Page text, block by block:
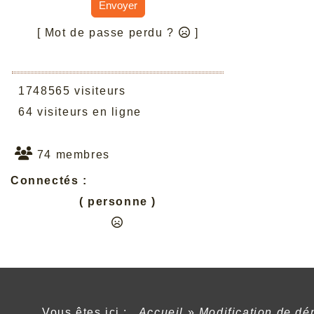
Envoyer
[ Mot de passe perdu ? ]
1748565 visiteurs
64 visiteurs en ligne
74 membres
Connectés :
( personne )